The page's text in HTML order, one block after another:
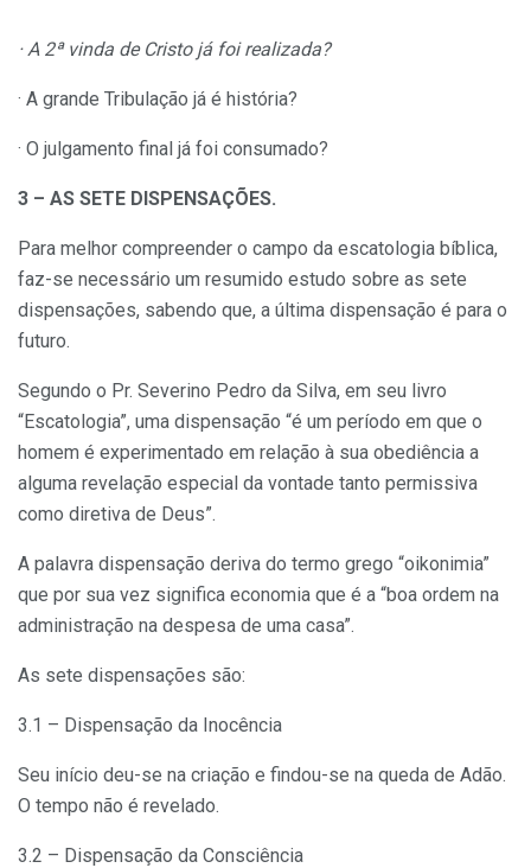
· A 2ª vinda de Cristo já foi realizada?
· A grande Tribulação já é história?
· O julgamento final já foi consumado?
3 – AS SETE DISPENSAÇÕES.
Para melhor compreender o campo da escatologia bíblica,
faz-se necessário um resumido estudo sobre as sete
dispensações, sabendo que, a última dispensação é para o
futuro.
Segundo o Pr. Severino Pedro da Silva, em seu livro
“Escatologia”, uma dispensação “é um período em que o
homem é experimentado em relação à sua obediência a
alguma revelação especial da vontade tanto permissiva
como diretiva de Deus”.
A palavra dispensação deriva do termo grego “oikonimia”
que por sua vez significa economia que é a “boa ordem na
administração na despesa de uma casa”.
As sete dispensações são:
3.1 – Dispensação da Inocência
Seu início deu-se na criação e findou-se na queda de Adão.
O tempo não é revelado.
3.2 – Dispensação da Consciência